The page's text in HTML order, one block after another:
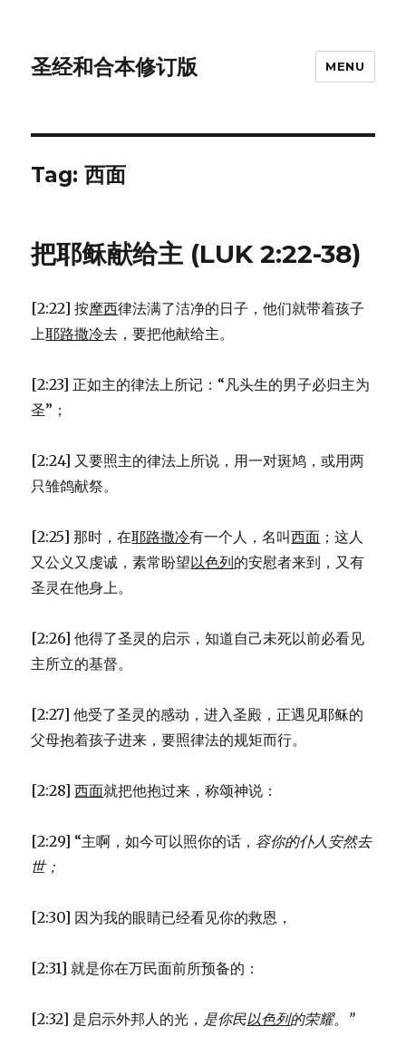
圣经和合本修订版 MENU
Tag: 西面
把耶稣献给主 (LUK 2:22-38)
[2:22] 按摩西律法满了洁净的日子，他们就带着孩子
上耶路撒冷去，要把他献给主。
[2:23] 正如主的律法上所记：“凡头生的男子必归主为
圣”；
[2:24] 又要照主的律法上所说，用一对斑鸠，或用两
只雏鸽献祭。
[2:25] 那时，在耶路撒冷有一个人，名叫西面 ；这人
又公义又虔诚，素常盼望以色列的安慰者来到，又有
圣灵在他身上。
[2:26] 他得了圣灵的启示，知道自己未死以前必看见
主所立的基督。
[2:27] 他受了圣灵的感动，进入圣殿，正遇见耶稣的
父母抱着孩子进来，要照律法的规矩而行。
[2:28]西面就把他抱过来，称颂神说：
[2:29] “主啊，如今可以照你的话， 容你的仆人安然去
世；
[2:30] 因为我的眼睛已经看见你的救恩，
[2:31] 就是你在万民面前所预备的：
[2:32] 是启示外邦人的光， 是你民以色列的荣耀。”